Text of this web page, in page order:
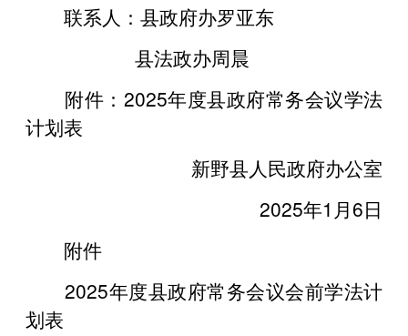
联系人：县政府办罗亚东
县法政办周晨
附件：2025年度县政府常务会议学法
计划表
新野县人民政府办公室
2025年1月6日
附件
2025年度县政府常务会议会前学法计
划表